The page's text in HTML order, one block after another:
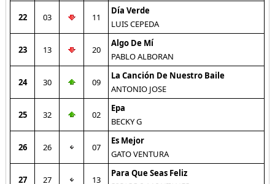
22 03 11
Día Verde
LUIS CEPEDA
23 13 20
Algo De Mí
PABLO ALBORAN
24 30 09
La Canción De Nuestro Baile
ANTONIO JOSE
25 32 02
Epa
BECKY G
26 26 07
Es Mejor
GATO VENTURA
27 27 13
Para Que Seas Feliz